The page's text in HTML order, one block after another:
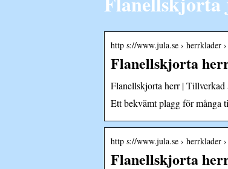
http s://www.jula.se › herrklader
Flanellskjorta
Flanellskjorta herr |
Ett bekvämt plagg för många
http s://www.jula.se › herrklader
Flanellskjorta